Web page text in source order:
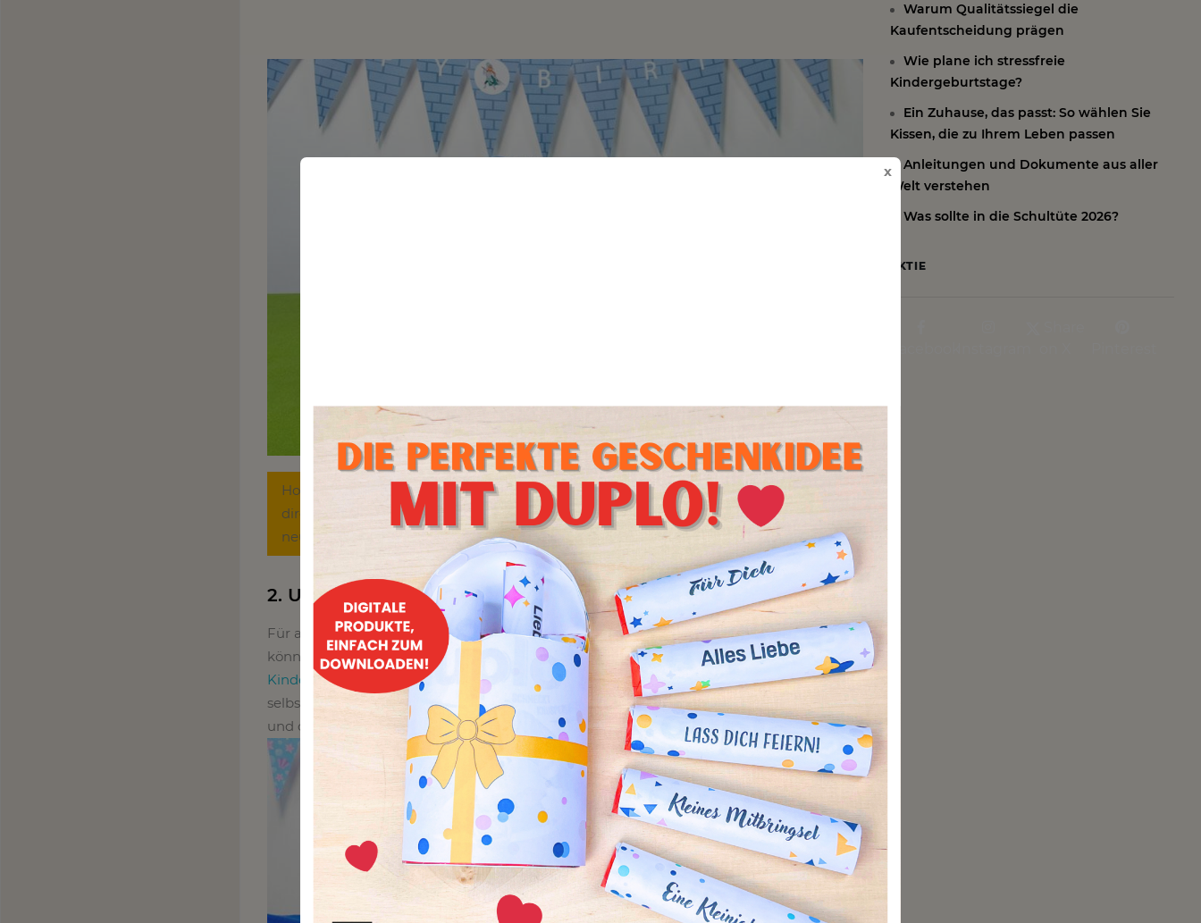
x
Hol dir regelmäßig inspirierende Ideen und Tipps für Indoor-Kindergeburtstage
direkt in dein Postfach!
Melde dich jetzt für unseren Newsletter an und entdecke
neue Wege, um auch bei schlechtem Wetter eine fantastische Feier zu gestalten.
2. Unter dem Meer mit den Meerjungfrauen
Für alle kleinen Wassernixen ist ein Meerjungfrauen-Motto genau das Richtige. Hier
können die Kinder in eine bunte Unterwasserwelt eintauchen. Mit dem passenden
Kindergeburtstagsset
gibt es tolle Bastelideen für Unterwasser-Deko und Spiele. Eine
selbstgebastelte Meerjungfrauenschwanz-Flosse kann als tolle Fotop-Requisite dienen
und die Kinder können sich wie echte Meerjungfrauen fühlen.
Warum Qualitätssiegel die
Kaufentscheidung prägen
Wie plane ich stressfreie
Kindergeburtstage?
Ein Zuhause, das passt: So wählen Sie
Kissen, die zu Ihrem Leben passen
Anleitungen und Dokumente aus aller
Welt verstehen
Was sollte in die Schultüte 2026?
AKTIE